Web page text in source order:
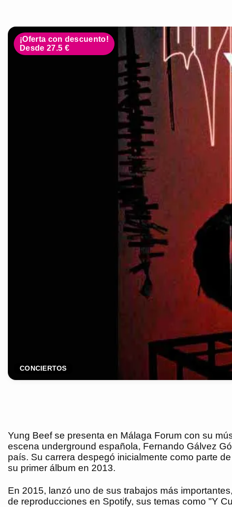
¡Oferta con descuento!
Desde 27.5 €
CONCIERTOS
Yung Beef se presenta en Málaga Forum con su
escena underground española, Fernando Gálvez
país. Su carrera despegó inicialmente como parte
su primer álbum en 2013.
En 2015, lanzó uno de sus trabajos más
de reproducciones en Spotify, sus temas como "Y